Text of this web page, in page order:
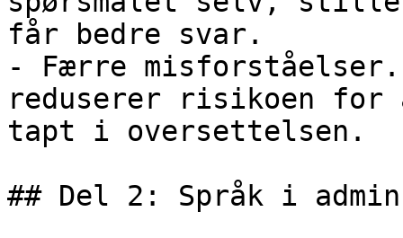
får bedre svar.
- Færre
reduserer risikoen
tapt i oversettelsen.
## Del 2: Språk i